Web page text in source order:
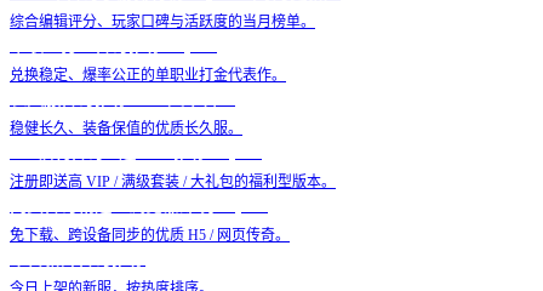
综合编辑评分、玩家口碑与活跃度的当月榜单。
兑换稳定、爆率公正的单职业打金代表作。
稳健长久、装备保值的优质长久服。
注册即送高 VIP / 满级套装 / 大礼包的福利型版本。
免下载、跨设备同步的优质 H5 / 网页传奇。